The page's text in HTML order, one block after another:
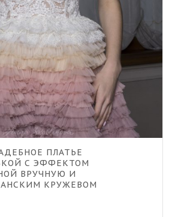
ПЛАТЬЕ
С ЭФФЕКТОМ
ВРУЧНУЮ И
КРУЖЕВОМ